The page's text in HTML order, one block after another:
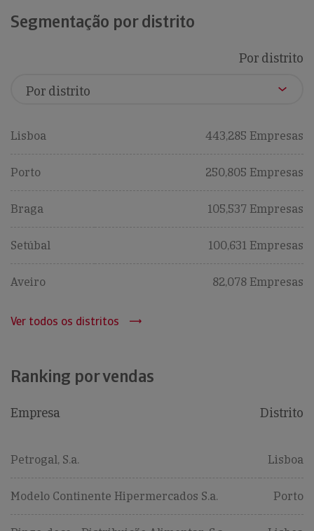
Segmentação por distrito
Por distrito
Lisboa 443,285 Empresas
Porto 250,805 Empresas
Braga 105,537 Empresas
Setúbal 100,631 Empresas
Aveiro 82,078 Empresas
Ver todos os distritos
Ranking por vendas
Empresa Distrito
Petrogal, S.a. Lisboa
Modelo Continente Hipermercados S.a. Porto